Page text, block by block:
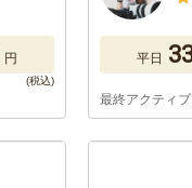
円 平日
最終アクティ